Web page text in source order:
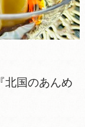
北国のあんめ